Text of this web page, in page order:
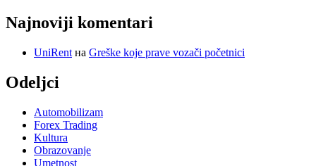
Najnoviji komentari
UniRent на Greške koje prave vozači početnici
Odeljci
Automobilizam
Forex Trading
Kultura
Obrazovanje
Umetnost